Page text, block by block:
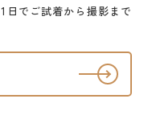
1日でご試着から撮影まで